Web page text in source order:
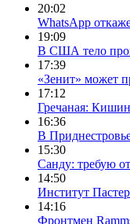
20:02
WhatsApp
19:09
В США тело
17:39
«Зенит» может
17:12
Гречаная:
16:36
В
15:30
Санду: требую
14:50
Институт
14:16
Фронтмен